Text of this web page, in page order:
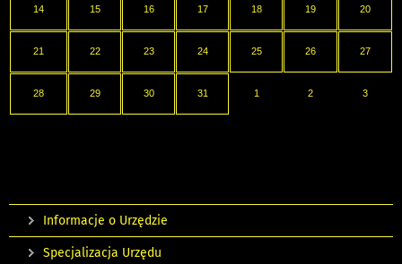
14 15 16 17 18 19 20
21 22 23 24 25 26 27
28 29 30 31 1 2 3
Informacje o Urzędzie
Specjalizacja Urzędu